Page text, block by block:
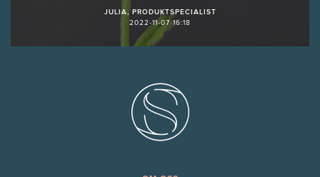
JULIA, PRODUKTSPECIALIST
2022-11-07 16:18